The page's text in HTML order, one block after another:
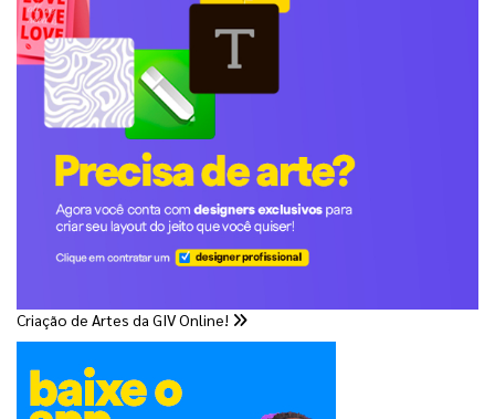
Criação de Artes da GIV Online!